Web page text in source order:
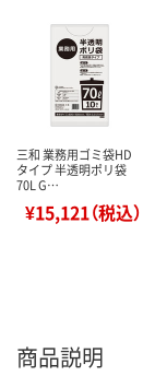
三和 業務用ゴミ袋HD
タイプ 半透明ポリ袋
70L G…
¥15,121（税込）
商品説明